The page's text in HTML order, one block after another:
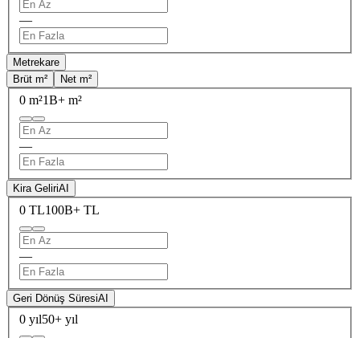
—
Metrekare
Brüt m²
Net m²
0 m²1B+ m²
—
Kira GeliriAI
0 TL100B+ TL
—
Geri Dönüş SüresiAI
0 yıl50+ yıl